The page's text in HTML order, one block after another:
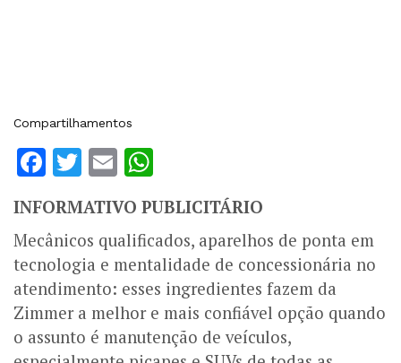
Compartilhamentos
Facebook
Twitter
Email
INFORMATIVO PUBLICITÁRIO
Mecânicos qualificados, aparelhos de ponta em
tecnologia e mentalidade de concessionária no
atendimento: esses ingredientes fazem da
Zimmer a melhor e mais confiável opção quando
o assunto é manutenção de veículos,